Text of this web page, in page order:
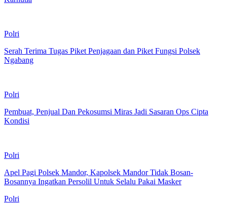
Polri
Serah Terima Tugas Piket Penjagaan dan Piket Fungsi Polsek
Ngabang
Polri
Pembuat, Penjual Dan Pekosumsi Miras Jadi Sasaran Ops Cipta
Kondisi
Polri
Apel Pagi Polsek Mandor, Kapolsek Mandor Tidak Bosan-
Bosannya Ingatkan Persolil Untuk Selalu Pakai Masker
Polri